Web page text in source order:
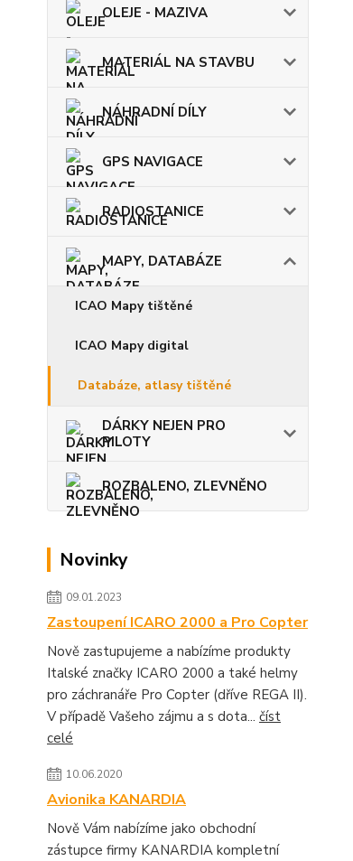
OLEJE - MAZIVA
MATERIÁL NA STAVBU
NÁHRADNÍ DÍLY
GPS NAVIGACE
RADIOSTANICE
MAPY, DATABÁZE
ICAO Mapy tištěné
ICAO Mapy digital
Databáze, atlasy tištěné
DÁRKY NEJEN PRO
PILOTY
ROZBALENO, ZLEVNĚNO
Novinky
09.01.2023
Zastoupení ICARO 2000 a Pro Copter
Nově zastupujeme a nabízíme produkty
Italské značky ICARO 2000 a také helmy
pro záchranáře Pro Copter (dříve REGA II).
V případě Vašeho zájmu a s dota... číst
celé
10.06.2020
Avionika KANARDIA
Nově Vám nabízíme jako obchodní
zástupce firmy KANARDIA kompletní